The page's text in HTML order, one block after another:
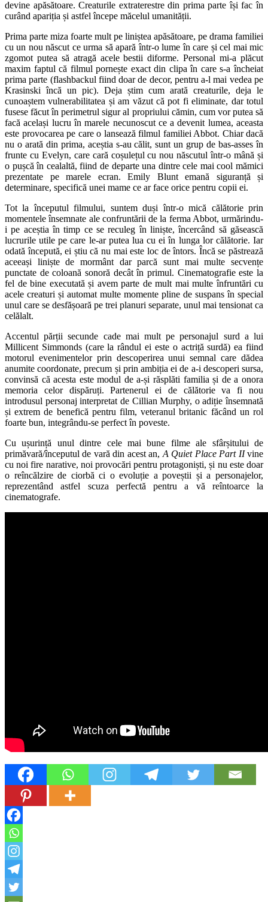
devine apăsătoare. Creaturile extraterestre din prima parte își fac în
curând apariția și astfel începe măcelul umanității.
Prima parte miza foarte mult pe liniștea apăsătoare, pe drama familiei
cu un nou născut ce urma să apară într-o lume în care și cel mai mic
zgomot putea să atragă acele bestii diforme. Personal mi-a plăcut
maxim faptul că filmul pornește exact din clipa în care s-a încheiat
prima parte (flashbackul fiind doar de decor, pentru a-l mai vedea pe
Krasinski încă un pic). Deja știm cum arată creaturile, deja le
cunoaștem vulnerabilitatea și am văzut că pot fi eliminate, dar totul
fusese făcut în perimetrul sigur al propriului cămin, cum vor putea să
facă același lucru în marele necunoscut ce a devenit lumea, aceasta
este provocarea pe care o lansează filmul familiei Abbot. Chiar dacă
nu o arată din prima, aceștia s-au călit, sunt un grup de bas-asses în
frunte cu Evelyn, care cară coșulețul cu nou născutul într-o mână și
o pușcă în cealaltă, fiind de departe una dintre cele mai cool mămici
prezentate pe marele ecran. Emily Blunt emană siguranță și
determinare, specifică unei mame ce ar face orice pentru copii ei.
Tot la începutul filmului, suntem duși într-o mică călătorie prin
momentele însemnate ale confruntării de la ferma Abbot, urmărindu-
i pe aceștia în timp ce se reculeg în liniște, încercând să găsească
lucrurile utile pe care le-ar putea lua cu ei în lunga lor călătorie. Iar
odată începută, ei știu că nu mai este loc de întors. Încă se păstrează
aceeași liniște de mormânt dar parcă sunt mai multe secvențe
punctate de coloană sonoră decât în primul. Cinematografie este la
fel de bine executată și avem parte de mult mai multe înfruntări cu
acele creaturi și automat multe momente pline de suspans în special
unul care se desfășoară pe trei planuri separate, unul mai tensionat ca
celălalt.
Accentul părții secunde cade mai mult pe personajul surd a lui
Millicent Simmonds (care la rândul ei este o actriță surdă) ea fiind
motorul evenimentelor prin descoperirea unui semnal care dădea
anumite coordonate, precum și prin ambiția ei de a-i descoperi sursa,
convinsă că acesta este modul de a-și răsplăti familia și de a onora
memoria celor dispăruți. Partenerul ei de călătorie va fi nou
introdusul personaj interpretat de Cillian Murphy, o adiție însemnată
și extrem de benefică pentru film, veteranul britanic făcând un rol
foarte bun, integrându-se perfect în poveste.
Cu ușurință unul dintre cele mai bune filme ale sfârșitului de
primăvară/începutul de vară din acest an, A Quiet Place Part IIvine
cu noi fire narative, noi provocări pentru protagoniști, și nu este doar
o reîncălzire de ciorbă ci o evoluție a poveștii și a personajelor,
reprezentând astfel scuza perfectă pentru a vă reîntoarce la
cinematografe.